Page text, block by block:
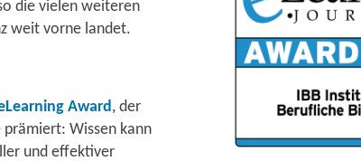
die vielen weiteren
weit vorne landet.
Award , der
Wissen kann
und effektiver